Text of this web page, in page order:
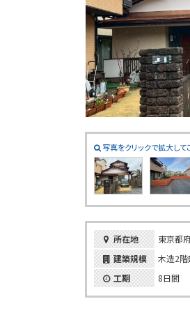
写真をクリックで拡大して
所在地
東京都
建築規模
木造2
工期
8日間